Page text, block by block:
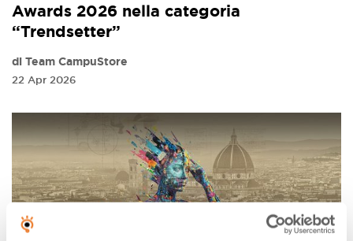
Awards 2026 nella categoria
“Trendsetter”
di Team CampuStore
22 Apr 2026